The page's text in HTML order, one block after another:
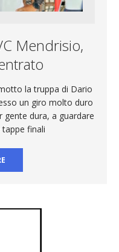
Mendrisio,
la truppa di Dario
un giro molto duro
gente dura, a guardare
tappe finali